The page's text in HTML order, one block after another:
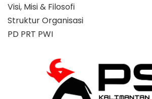
Visi, Misi & Filosofi
Struktur Organisasi
PD PRT PWI